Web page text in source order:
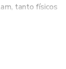
tanto físicos
Com